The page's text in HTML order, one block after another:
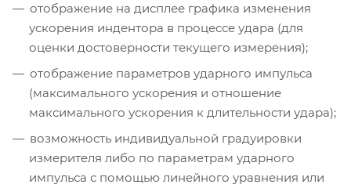
отображение на дисплее графика изменения
ускорения индентора в процессе удара (для
оценки достоверности текущего измерения);
отображение параметров ударного импульса
(максимального ускорения и отношение
максимального ускорения к длительности удара);
возможность индивидуальной градуировки
измерителя либо по параметрам ударного
импульса с помощью линейного уравнения или